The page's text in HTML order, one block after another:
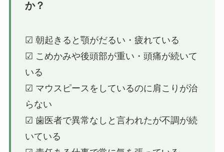
か？
☑ 朝起きると顎がだるい・疲れている
☑ こめかみや後頭部が重い・頭痛が続いて
いる
☑ マウスピースをしているのに肩こりが治
らない
☑ 歯医者で異常なしと言われたが不調が続
いている